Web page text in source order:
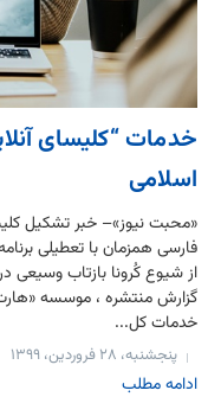
خدمات “کلیسای
اسلامی
«محبت نیوز»– خبر تشکیل
فارسی همزمان با تعطیلی
از شیوع کُرونا بازتاب وسیعی
خدمات کل...
پنجشنبه، ۲۸ فروردین، ۱۳۹۹
ادامه مطلب